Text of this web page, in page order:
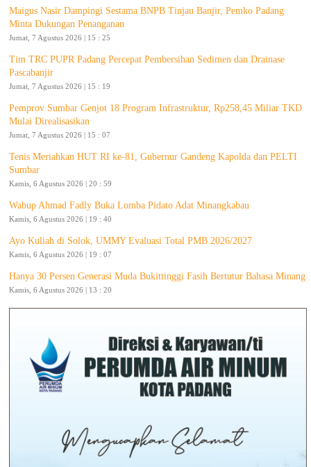
Maigus Nasir Dampingi Sestama BNPB Tinjau Banjir, Pemko Padang
Minta Dukungan Penanganan
Jumat, 7 Agustus 2026 | 15 : 25
Tim TRC PUPR Padang Percepat Pembersihan Sedimen dan Drainase
Pascabanjir
Jumat, 7 Agustus 2026 | 15 : 19
Pemprov Sumbar Genjot 18 Program Infrastruktur, Rp258,45 Miliar TKD
Mulai Direalisasikan
Jumat, 7 Agustus 2026 | 15 : 07
Tenis Meriahkan HUT RI ke-81, Gubernur Gandeng Kapolda dan PELTI
Sumbar
Kamis, 6 Agustus 2026 | 20 : 59
Wabup Ahmad Fadly Buka Lomba Pidato Adat Minangkabau
Kamis, 6 Agustus 2026 | 19 : 40
Ayo Kuliah di Solok, UMMY Evaluasi Total PMB 2026/2027
Kamis, 6 Agustus 2026 | 19 : 07
Hanya 30 Persen Generasi Muda Bukittinggi Fasih Bertutur Bahasa Minang
Kamis, 6 Agustus 2026 | 13 : 20